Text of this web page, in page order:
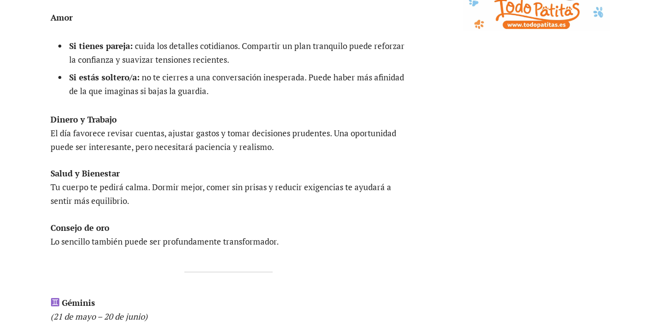
Amor
Si tienes pareja: cuida los detalles cotidianos. Compartir un plan tranquilo puede reforzar
la confianza y suavizar tensiones recientes.
Si estás soltero/a: no te cierres a una conversación inesperada. Puede haber más afinidad
de la que imaginas si bajas la guardia.
Dinero y Trabajo
El día favorece revisar cuentas, ajustar gastos y tomar decisiones prudentes. Una oportunidad
puede ser interesante, pero necesitará paciencia y realismo.
Salud y Bienestar
Tu cuerpo te pedirá calma. Dormir mejor, comer sin prisas y reducir exigencias te ayudará a
sentir más equilibrio.
Consejo de oro
Lo sencillo también puede ser profundamente transformador.
Géminis
(21 de mayo – 20 de junio)